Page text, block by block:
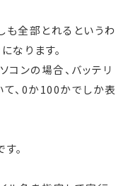
も全部とれるというわ
なります。
ンの場合、バッテリ
、0か100かでしか表
。